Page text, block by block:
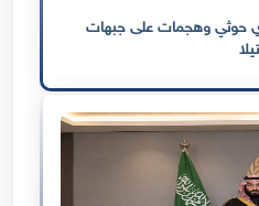
حوثي وهجمات على جبهات